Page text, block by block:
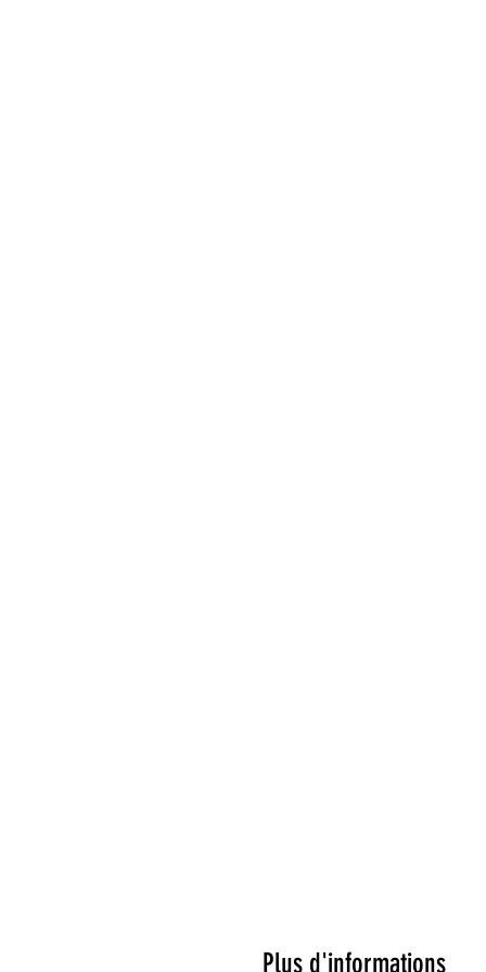
Plus d'informations